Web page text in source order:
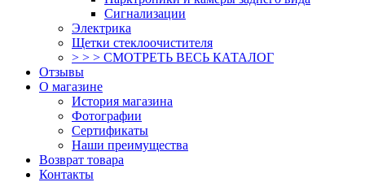
Сигнализации
Электрика
Щетки стеклоочистителя
> > > СМОТРЕТЬ ВЕСЬ КАТАЛОГ
Отзывы
О магазине
История магазина
Фотографии
Сертификаты
Наши преимущества
Возврат товара
Контакты